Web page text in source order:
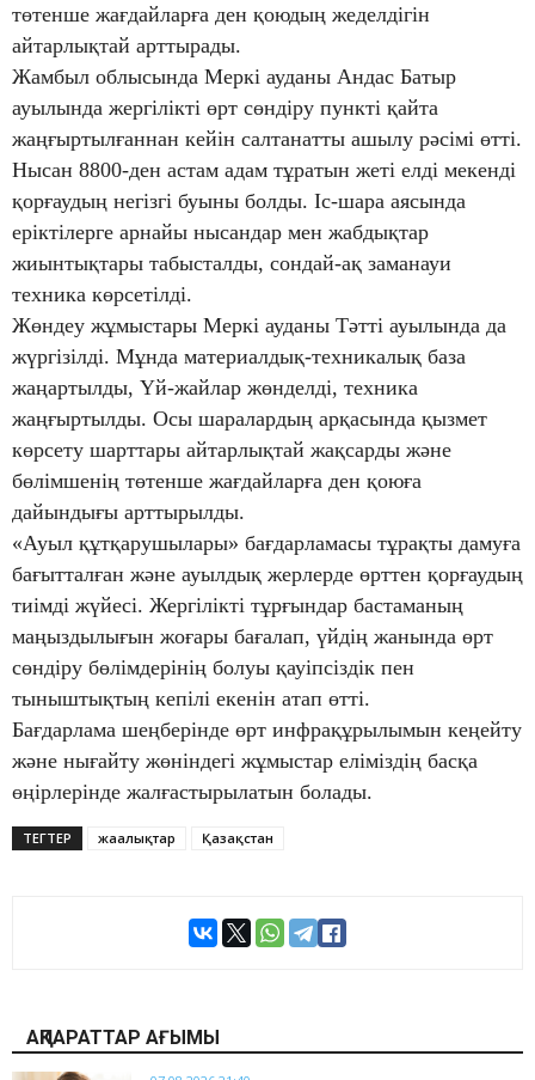
төтенше жағдайларға ден қоюдың жеделдігін
айтарлықтай арттырады.
Жамбыл облысында Меркі ауданы Андас Батыр
ауылында жергілікті өрт сөндіру пункті қайта
жаңғыртылғаннан кейін салтанатты ашылу рәсімі өтті.
Нысан 8800-ден астам адам тұратын жеті елді мекенді
қорғаудың негізгі буыны болды. Іс-шара аясында
еріктілерге арнайы нысандар мен жабдықтар
жиынтықтары табысталды, сондай-ақ заманауи
техника көрсетілді.
Жөндеу жұмыстары Меркі ауданы Тәтті ауылында да
жүргізілді. Мұнда материалдық-техникалық база
жаңартылды, Үй-жайлар жөнделді, техника
жаңғыртылды. Осы шаралардың арқасында қызмет
көрсету шарттары айтарлықтай жақсарды және
бөлімшенің төтенше жағдайларға ден қоюға
дайындығы арттырылды.
«Ауыл құтқарушылары» бағдарламасы тұрақты дамуға
бағытталған және ауылдық жерлерде өрттен қорғаудың
тиімді жүйесі. Жергілікті тұрғындар бастаманың
маңыздылығын жоғары бағалап, үйдің жанында өрт
сөндіру бөлімдерінің болуы қауіпсіздік пен
тыныштықтың кепілі екенін атап өтті.
Бағдарлама шеңберінде өрт инфрақұрылымын кеңейту
және нығайту жөніндегі жұмыстар еліміздің басқа
өңірлерінде жалғастырылатын болады.
ТЕГТЕР жаңалықтар Қазақстан
АҚПАРАТТАР АҒЫМЫ